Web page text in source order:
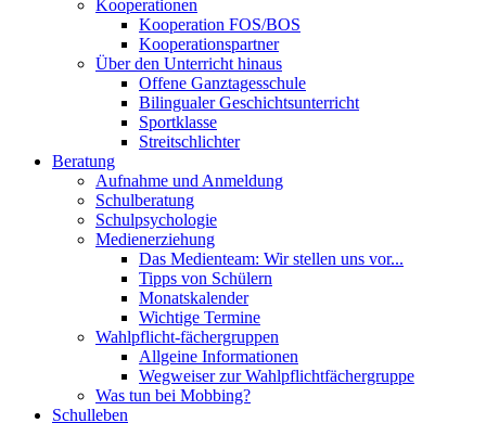
Kooperationen
Kooperation FOS/BOS
Kooperationspartner
Über den Unterricht hinaus
Offene Ganztagesschule
Bilingualer Geschichtsunterricht
Sportklasse
Streitschlichter
Beratung
Aufnahme und Anmeldung
Schulberatung
Schulpsychologie
Medienerziehung
Das Medienteam: Wir stellen uns vor...
Tipps von Schülern
Monatskalender
Wichtige Termine
Wahlpflicht-fächergruppen
Allgeine Informationen
Wegweiser zur Wahlpflichtfächergruppe
Was tun bei Mobbing?
Schulleben